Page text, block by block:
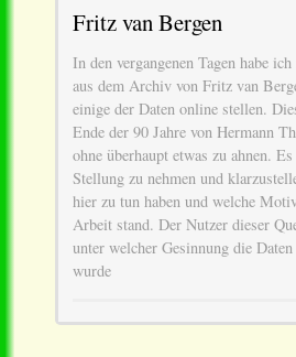
Fritz van Bergen
In den vergangenen Tagen habe
aus dem Archiv von Fritz van
einige der Daten online stellen.
Ende der 90 Jahre von Hermann
ohne überhaupt etwas zu ahnen.
Stellung zu nehmen und
hier zu tun haben und welche
Arbeit stand. Der Nutzer dieser
unter welcher Gesinnung die Daten
wurde